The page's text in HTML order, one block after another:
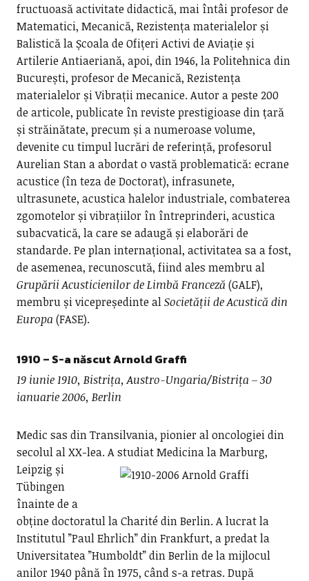
fructuoasă activitate didactică, mai întâi profesor de
Matematici, Mecanică, Rezistența materialelor și
Balistică la Școala de Ofițeri Activi de Aviație și
Artilerie Antiaeriană, apoi, din 1946, la Politehnica din
București, profesor de Mecanică, Rezistența
materialelor și Vibrații mecanice. Autor a peste 200
de articole, publicate în reviste prestigioase din țară
și străinătate, precum și a numeroase volume,
devenite cu timpul lucrări de referință, profesorul
Aurelian Stan a abordat o vastă problematică: ecrane
acustice (în teza de Doctorat), infrasunete,
ultrasunete, acustica halelor industriale, combaterea
zgomotelor și vibrațiilor în întreprinderi, acustica
subacvatică, la care se adaugă și elaborări de
standarde. Pe plan internațional, activitatea sa a fost,
de asemenea, recunoscută, fiind ales membru al
Grupării Acusticienilor de Limbă Franceză (GALF),
membru și vicepreședinte alSocietății de Acustică din
Europa (FASE).
1910 – S-a născutArnold Graffi
19 iunie 1910, Bistrița, Austro-Ungaria/Bistrița – 30
ianuarie 2006, Berlin
Medic sas din Transilvania, pionier al oncologiei din
secolul al XX-lea.A studiat Medicina la Marburg,
Leipzig și
Tübingen
înainte de a
obține doctoratul la Charité din Berlin. A lucrat la
Institutul ”Paul Ehrlich” din Frankfurt, a predat la
Universitatea ”Humboldt” din Berlin de la mijlocul
anilor 1940 până în 1975, când s-a retras. După